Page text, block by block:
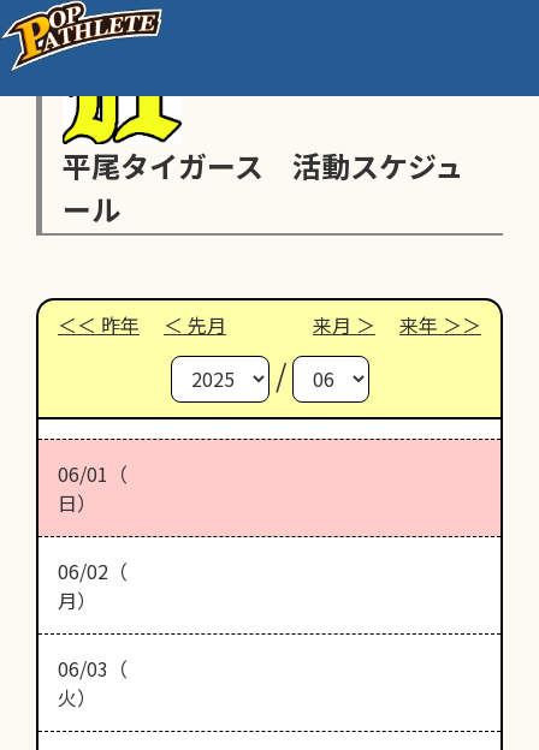
平尾タイガース 活動スケジュ
ール
昨年 先月 来月 来年
/
06/01（
日）
06/02（
月）
06/03（
火）